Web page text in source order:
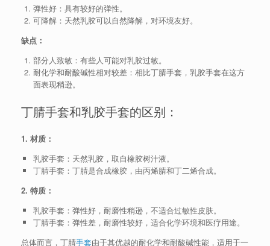
弹性好：具有较好的弹性。
可降解：天然乳胶可以自然降解，对环境友好。
缺点：
部分人致敏：有些人可能对乳胶过敏。
耐化学和耐酸碱性相对较差：相比丁腈手套，乳胶手套在这方
面表现稍逊。
丁腈手套和乳胶手套的区别：
1. 材质：
乳胶手套：天然乳胶，取自橡胶树汁液。
丁腈手套：丁腈是合成橡胶，由丙烯腈和丁二烯合成。
2. 特质：
乳胶手套：弹性好，耐磨性稍逊，不适合过敏性皮肤。
丁腈手套：弹性差，耐磨性较好，适合化学环境和医疗用途。
总体而言，丁腈手套由于其优越的耐化学和耐酸碱性能，适用于一